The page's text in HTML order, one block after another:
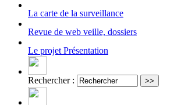
La carte de la surveillance
Revue de web veille, dossiers
Le projet Présentation
Rechercher :